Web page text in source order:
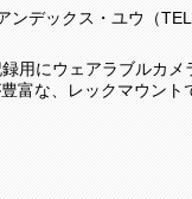
ンデックス・ユウ（
用にウェアラブルカ
富な、レックマウン